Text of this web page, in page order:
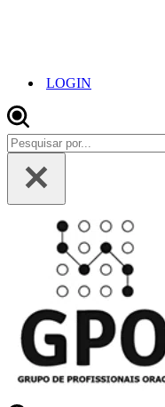
LOGIN
Pesquisar
por...